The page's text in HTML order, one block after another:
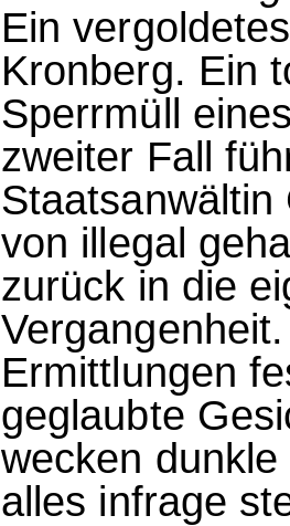
Ein
Kronberg. Ein
Sperrmüll
zweiter Fall
Staatsanwältin
von illegal
zurück in die
Ermittlungen
geglaubte
wecken
alles infrage